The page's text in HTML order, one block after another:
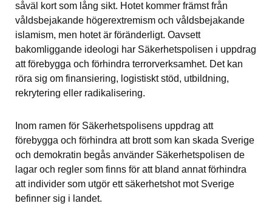
såväl kort som lång sikt. Hotet kommer främst från
våldsbejakande högerextremism och våldsbejakande
islamism, men hotet är föränderligt. Oavsett
bakomliggande ideologi har Säkerhetspolisen i uppdrag
att förebygga och förhindra terrorverksamhet. Det kan
röra sig om finansiering, logistiskt stöd, utbildning,
rekrytering eller radikalisering.
Inom ramen för Säkerhetspolisens uppdrag att
förebygga och förhindra att brott som kan skada Sverige
och demokratin begås använder Säkerhetspolisen de
lagar och regler som finns för att bland annat förhindra
att individer som utgör ett säkerhetshot mot Sverige
befinner sig i landet.